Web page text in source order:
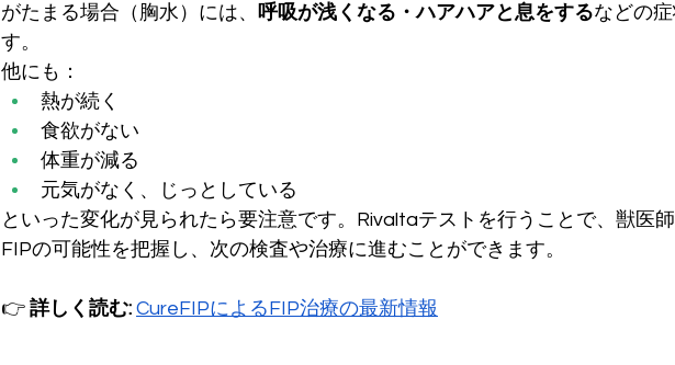
がたまる場合（胸水）には、
呼吸が浅くなる・ハアハアと息をするなどの
す。
他にも：
熱が続く
食欲がない
体重が減る
元気がなく、じっとしている
といった変化が見られたら要注意です。Rivaltaテストを行うことで、獣医
FIPの可能性を把握し、次の検査や治療に進むことができます。
👉 詳しく読む: CureFIPによるFIP治療の最新情報